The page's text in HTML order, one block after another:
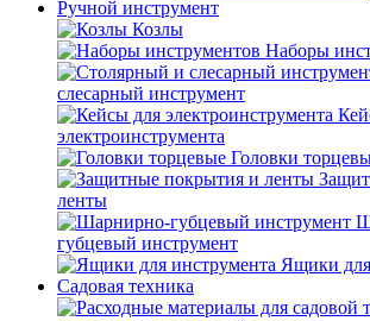
Ручной инструмент
Козлы
Наборы
слесарный инструмент
электроинструмента
Головки
ленты
губцевый инструмент
Ящики
Садовая техника